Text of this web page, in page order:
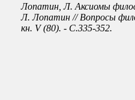
Лопатин, Л. Аксиомы
Л. Лопатин // Вопросы
кн. V (80). - С.335-352.